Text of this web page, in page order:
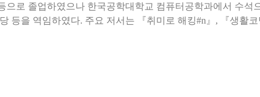
으로 졸업하였으나 한국공학대학교 컴퓨터공학과에서 수